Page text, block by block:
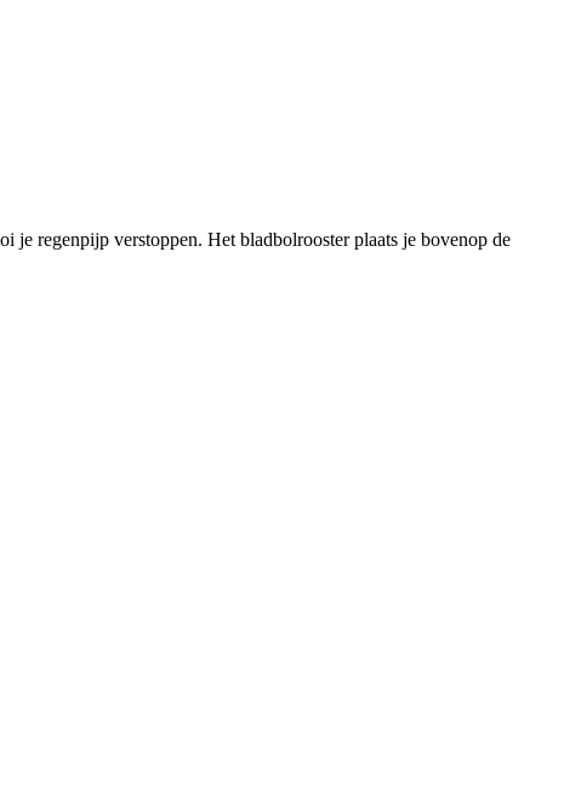
regenpijp verstoppen. Het bladbolrooster plaats je bovenop de